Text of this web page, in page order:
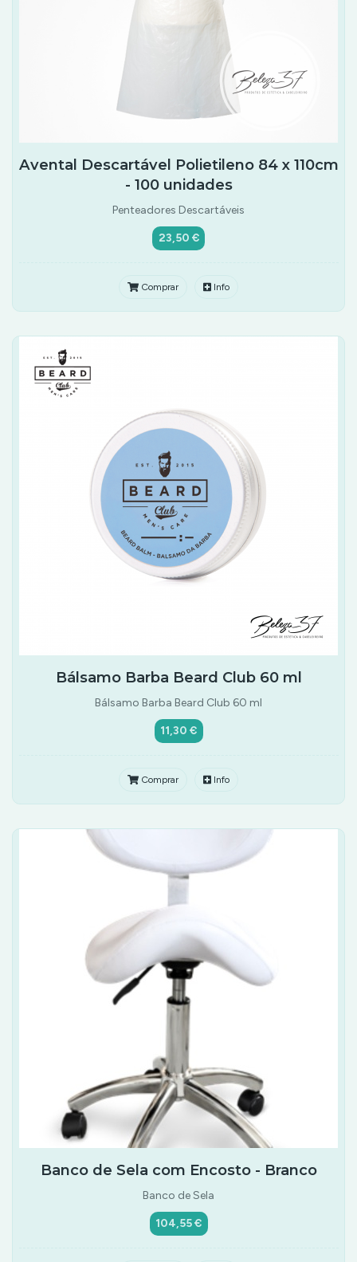
Avental Descartável Polietileno 84 x 110cm
- 100 unidades
Penteadores Descartáveis
23,50 €
Comprar Info
Bálsamo Barba Beard Club 60 ml
Bálsamo Barba Beard Club 60 ml
11,30 €
Comprar Info
Banco de Sela com Encosto - Branco
Banco de Sela
104,55 €